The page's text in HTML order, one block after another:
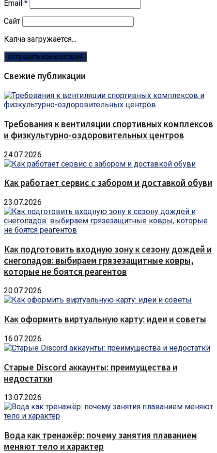
Email *
Сайт
Капча загружается...
Свежие публикации
Требования к вентиляции спортивных комплексов
и физкультурно-оздоровительных центров
24.07.2026
Как работает сервис с забором и доставкой обуви
23.07.2026
Как подготовить входную зону к сезону дождей и
снегопадов: выбираем грязезащитные ковры,
которые не боятся реагентов
20.07.2026
Как оформить виртуальную карту: идеи и советы
16.07.2026
Старые Discord аккаунты: преимущества и
недостатки
13.07.2026
Вода как тренажёр: почему занятия плаванием
меняют тело и характер